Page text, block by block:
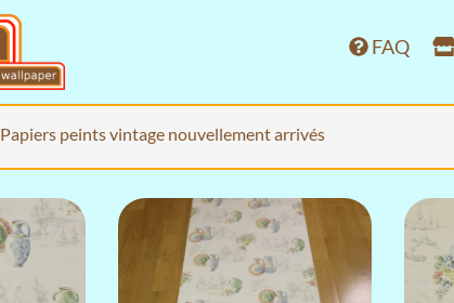
FAQ
Papiers peints vintage nouvellement arrivés